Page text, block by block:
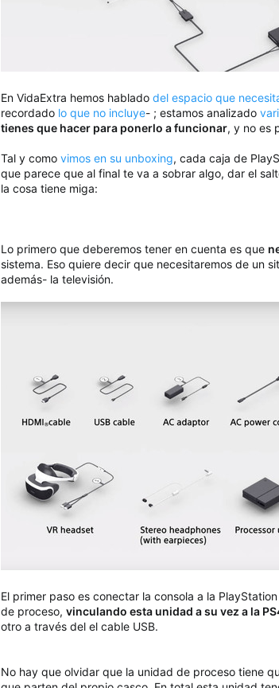
En VidaExtra hemos hablado del espacio que
recordado lo que no incluye- ; estamos analizado
tienes que hacer para ponerlo a funcionar, y no es
Tal y como vimos en su unboxing, cada caja de
que parece que al final te va a sobrar algo, dar el
la cosa tiene miga:
Lo primero que deberemos tener en cuenta es que
sistema. Eso quiere decir que necesitaremos de un
además- la televisión.
El primer paso es conectar la consola a la
de proceso, vinculando esta unidad a su vez a la
otro a través del el cable USB.
No hay que olvidar que la unidad de proceso tiene